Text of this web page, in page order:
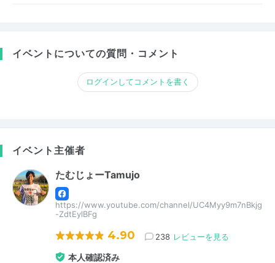
イベントについての質問・コメント
ログインしてコメントを書く
イベント主催者
たむじょーTamujo
https://www.youtube.com/channel/UC4Myy9m7nBkjg
-ZdtEylBFg
4.90 238 レビューを見る
本人確認済み